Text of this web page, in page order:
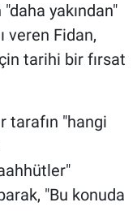
yakından"
veren Fidan,
tarihi bir fırsat
tarafın "hangi
"Bu konuda